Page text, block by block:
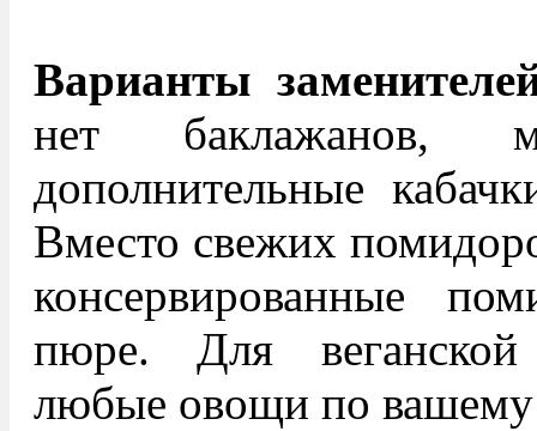
Варианты
нет баклажанов,
дополнительные
Вместо свежих
консервированные
пюре. Для веганской
любые овощи по